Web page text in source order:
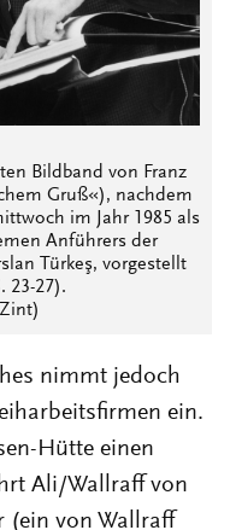
Bildband von Franz
Gruß«), nachdem
im Jahr 1985 als
Anführers der
Türkeş, vorgestellt
23-27).
nimmt jedoch
ein.
Hütte einen
Ali/Wallraff von
(ein von Wallraff